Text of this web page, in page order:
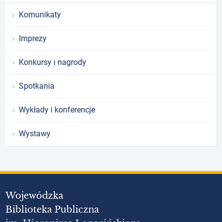
Komunikaty
Imprezy
Konkursy i nagrody
Spotkania
Wykłady i konferencje
Wystawy
Wojewódzka
Biblioteka Publiczna